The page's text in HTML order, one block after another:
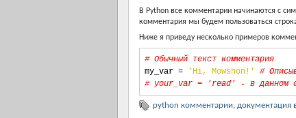
В Python все комментарии начинаются с
комментария мы будем пользоваться
Ниже я приведу несколько примеров
# Обычный текст комментария
my_var = 'Hi, Mowshon!'
#
# your_var = 'read' - в данном
python комментарии, документация